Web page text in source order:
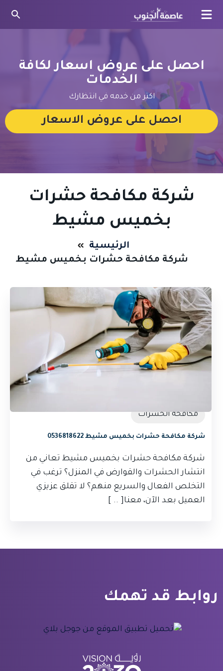
احصل على عروض اسعار لكافة
الخدمات
اكتر من خدمه في انتظارك
احصل على عروض الاسعار
شركة مكافحة حشرات
بخميس مشيط
الرئيسية
شركة مكافحة حشرات بخميس مشيط
مكافحة الحشرات
شركة مكافحة حشرات بخميس مشيط 0536818622
شركة مكافحة حشرات بخميس مشيط تعاني من
انتشار الحشرات والقوارض في المنزل؟ ترغب في
التخلص الفعال والسريع منهم؟ لا تقلق عزيزي
العميل بعد الآن، معنا[ .. ]
روابط قد تهمك